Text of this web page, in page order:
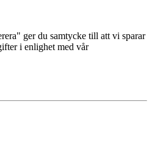
ger du samtycke till att vi sparar
i enlighet med vår